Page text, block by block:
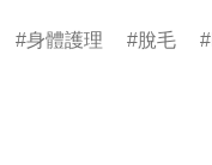
身體護理 脫毛